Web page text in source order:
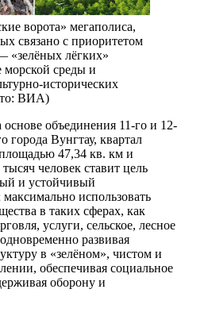
ворота» мегаполиса,
связано с приоритетом
«зелёных лёгких»
морской среды и
исторических
ВИА)
объединения 11-го и 12-
города Вунгтау, квартал
47,34 кв. км и
человек ставит цель
и устойчивый
использовать
в таких сферах, как
услуги, сельское, лесное
развивая
в «зелёном», чистом и
обеспечивая социальное
оборону и